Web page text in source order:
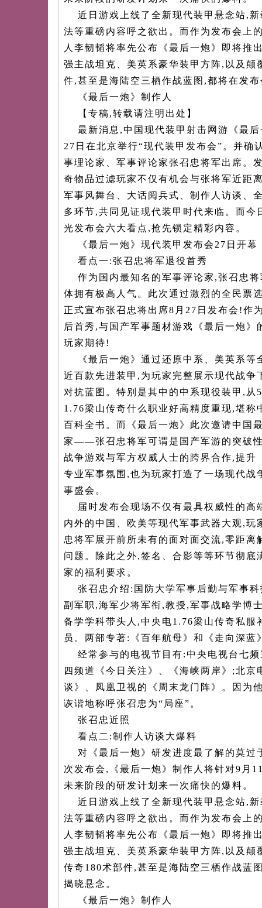
近日游戏上线了全新现代装甲悬念站,
法等重磅内容呼之欲出。而作为发布会上
人李韧韬将率先公布《最后一炮》即将推
强主战坦克、美英系豪华装甲方阵,以及颠
件,甚至是海陆空三栖作战蓝图,都将在发
《最后一炮》制作人
【专稿,转载请注明出处】
最新消息,中国现代装甲射击网游《最
27日在北京举行“现代装甲发布会”。并确
事理论家、军事评论家张召忠将军出席。
奇物品过滤玩家不仅有机会与张将军近距
军事风舞台、大话阅兵式、制作人访谈、
多环节,共同见证现代装甲时代来临。而今
光发布会六大看点,抢先锁定精彩内容。
《最后一炮》现代装甲发布会27日开幕
看点一:张召忠将军退役首秀
作为国内最知名的军事评论家,张召忠
体拥有极高人气。此次通过激烈的全民票
正式宣布张召忠将出席8月27日发布会!作
后首秀,与国产军事题材游戏《最后一炮》
玩家期待!
《最后一炮》通过还原中系、美英系
近百款先进装甲,为玩家完整展示现代战争
对抗蓝图。特别是其中的中系现役装甲,从
1.76梁山传奇什么职业好高精度重现,堪称
百科全书。而《最后一炮》此次邀请中国
家——张召忠将军可谓是国产军游的突破
战争游戏与军方权威人士的跨界合作,提升
专业军事氛围,也为玩家打造了一场现代战
事盛会。
届时发布会现场不仅有最具权威性的高
内外的中国、欧美等现代军事武器大观,玩
忠将军展开前所未有的面对面交流,零距离
问题。除此之外,签名、合影等等环节彻底
家的福利要求。
张召忠介绍:国防大学军事后勤与军事
副军职,海军少将军衔,教授,军事战略学博
备学学科带头人,中央电1.76梁山传奇私服
员。两部专著:《百年航母》和《走向深蓝
经常参与的电视节目有:中央电视台七
四频道《今日关注》、《海峡两岸》;北京
谈》、凤凰卫视的《周末龙门阵》。因为
诙谐地称呼张召忠为“局座”。
张召忠近照
看点二:制作人访谈大爆料
对《最后一炮》研发进度最了解的莫过
次发布会,《最后一炮》制作人将针对9月
未来阶段的研发计划来一次痛快的爆料。
近日游戏上线了全新现代装甲悬念站,
法等重磅内容呼之欲出。而作为发布会上
人李韧韬将率先公布《最后一炮》即将推
强主战坦克、美英系豪华装甲方阵,以及颠
传奇180术部件,甚至是海陆空三栖作战蓝
揭晓悬念。
《最后一炮》制作人